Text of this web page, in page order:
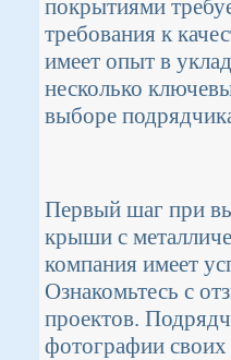
покрытиями
требования к
имеет опыт в
несколько
выборе
Первый шаг при
крыши с
компания имеет
Ознакомьтесь с
проектов.
фотографии своих